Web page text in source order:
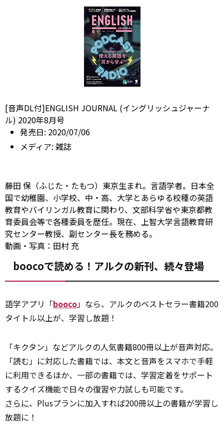
[音声DL付]ENGLISH JOURNAL (イングリッシュジャーナ
ル) 2020年8月号
発売日: 2020/07/06
メディア: 雑誌
藤田 保（ふじた・たもつ）東京生まれ。言語学者。日本全
国で幼稚園、小学校、中・高、大学とあらゆる校種の英語
教育やバイリンガル教育に関わり、文部科学省や東京都教
育委員会等で各種委員を歴任。現在、上智大学言語教育研
究センター教授、副センター長を務める。
動画・写真：田村 充
boocoで読める！アルクの新刊、続々登場
語学アプリ「booco」なら、アルクのベストセラー書籍200
タイトル以上が、学習し放題！
「キクタン」などアルクの人気書籍800冊以上が音声対応。
「読む」に対応した書籍では、本文と音声をスマホで手軽
に利用できるほか、一部の書籍では、学習定着をサポート
するクイズ機能で日々の復習や力試しも可能です。
さらに、Plusプランに加入すれば200冊以上の書籍が学習し
放題に！